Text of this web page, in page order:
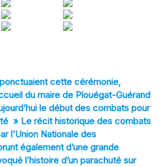
cette cérémonie,
du maire de Plouégat-Guérand
le début des combats pour
» Le récit historique des combats
l’Union Nationale des
également d’une grande
l’histoire d’un parachuté sur